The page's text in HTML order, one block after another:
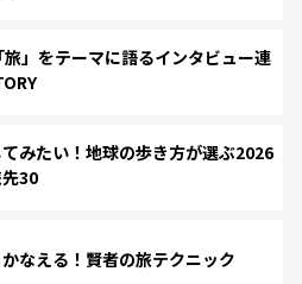
」をテーマに語るインタビュー連
みたい！地球の歩き方が選ぶ2026
30
なえる！賢者の旅テクニック